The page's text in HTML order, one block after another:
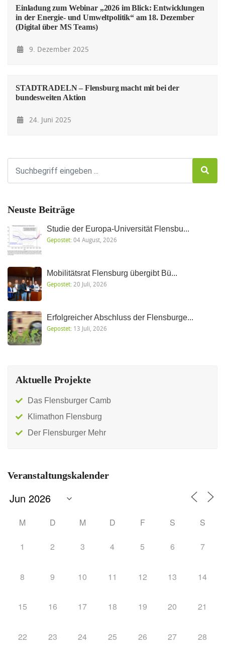
Einladung zum Webinar „2026 im Blick: Entwicklungen
in der Energie- und Umweltpolitik“ am 18. Dezember
(Digital über MS Teams)
9. Dezember 2025
STADTRADELN – Flensburg macht mit bei der
bundesweiten Aktion
24. Juni 2025
Neuste Beiträge
Studie der Europa-Universität Flensbu...
Gepostet:04 August, 2026
Mobilitätsrat Flensburg übergibt Bü...
Gepostet:20 Juli, 2026
Erfolgreicher Abschluss der Flensburge...
Gepostet: 13 Juli, 2026
Aktuelle Projekte
Das Flensburger Camb
Klimathon Flensburg
Der Flensburger Mehr
Veranstaltungskalender
M D M D F S S
1 2 3 4 5 6 7
8 9 10 11 12 13 14
15 16 17 18 19 20 21
22 23 24 25 26 27 28